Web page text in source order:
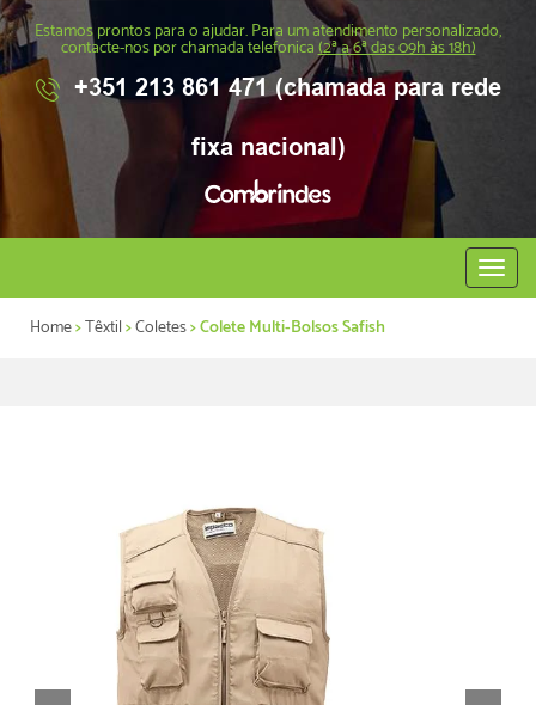
Estamos prontos para o ajudar. Para um atendimento personalizado,
contacte-nos por chamada telefonica(2ª a 6ª das 09h às 18h)
+351 213 861 471 (chamada para rede
fixa nacional)
Abrir
menu
Home>Têxtil>Coletes> Colete Multi-Bolsos Safish